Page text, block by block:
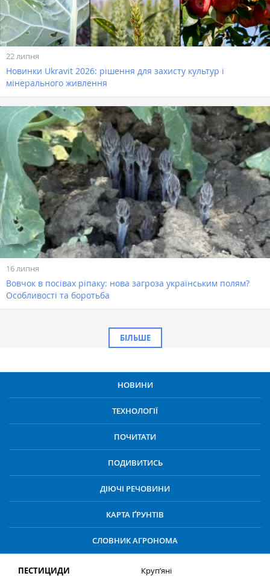
22 липня
Новинки Ukravit 2026: рішення для захисту культур і
мінерального живлення
16 липня
Вовчок в посівах ріпаку: нова загроза українським полям?
Особливості та боротьба
БІЛЬШЕ
НОВИНИ
ТЕХНОЛОГІЇ
ПОЧИТАТИ
ПОДИВИТИСЬ
ДІЮЧІ РЕЧОВИНИ
КАРТА ҐРУНТІВ
СЛОВНИК АГРОНОМА
ПЕСТИЦИДИ
Круп’яні